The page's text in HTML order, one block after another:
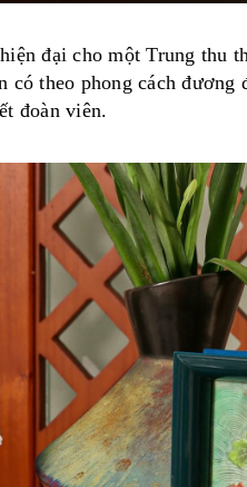
đại cho một Trung thu
có theo phong cách
đoàn viên.